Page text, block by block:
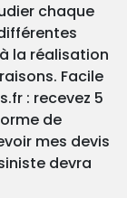
chaque
la réalisation
Facile
: recevez 5
de
mes devis
devra